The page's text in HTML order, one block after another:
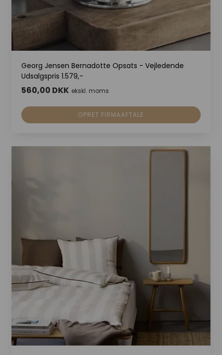
Georg Jensen Bernadotte Opsats - Vejledende
Udsalgspris 1.579,-
560,00 DKK ekskl. moms
OPRET FIRMAAFTALE